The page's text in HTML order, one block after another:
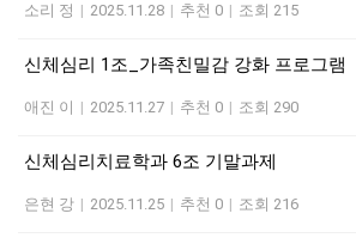
소리 정 | 2025.11.28 | 추천 0 | 조회 215
신체심리 1조_가족친밀감 강화 프로그램
애진 이 | 2025.11.27 | 추천 0 | 조회 290
신체심리치료학과 6조 기말과제
은현 강 | 2025.11.25 | 추천 0 | 조회 216